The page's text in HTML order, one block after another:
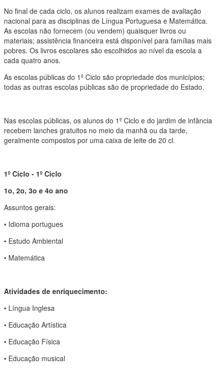
No final de cada ciclo, os alunos realizam exames de avaliação
nacional para as disciplinas de Língua Portuguesa e Matemática.
As escolas não fornecem (ou vendem) quaisquer livros ou
materiais; assistência financeira está disponível para famílias mais
pobres. Os livros escolares são escolhidos ao nível da escola a
cada quatro anos.
As escolas públicas do 1º Ciclo são propriedade dos municípios;
todas as outras escolas públicas são de propriedade do Estado.
Nas escolas públicas, os alunos do 1º Ciclo e do jardim de infância
recebem lanches gratuitos no meio da manhã ou da tarde,
geralmente compostos por uma caixa de leite de 20 cl.
1º Ciclo - 1º Ciclo
1o, 2o, 3o e 4o ano
Assuntos gerais:
• Idioma portugues
• Estudo Ambiental
• Matemática
Atividades de enriquecimento:
• Língua Inglesa
• Educação Artística
• Educação Física
• Educação musical